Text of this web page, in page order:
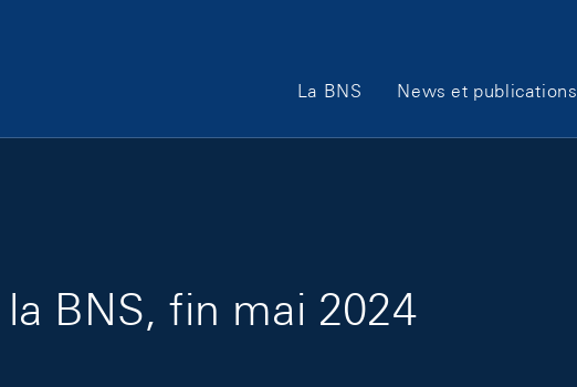
Main Navigation
La BNS News et publications
BNS, fin mai 2024